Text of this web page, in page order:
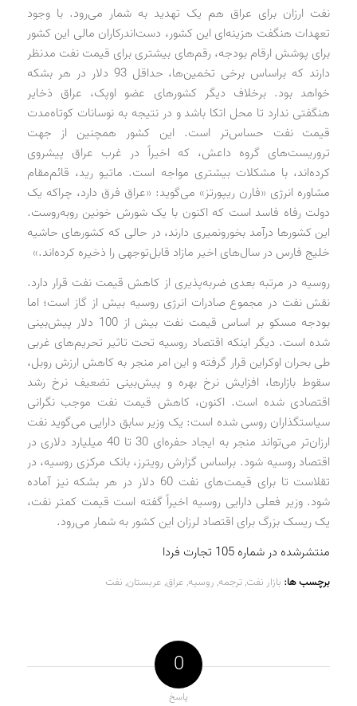
نفت ارزان برای عراق هم یک تهدید به شمار می‌رود. با وجود
تعهدات هنگفت هزینه‌ای این کشور، دست‌اندرکاران مالی این کشور
برای پوشش ارقام بودجه، رقم‌های بیشتری برای قیمت نفت مدنظر
دارند که براساس برخی تخمین‌ها، حداقل 93 دلار در هر بشکه
خواهد بود. برخلاف دیگر کشورهای عضو اوپک، عراق ذخایر
هنگفتی ندارد تا محل اتکا باشد و در نتیجه به نوسانات کوتاه‌مدت
قیمت نفت حساس‌تر است. این کشور همچنین از جهت
تروریست‌های گروه داعش، که اخیراً در غرب عراق پیشروی
کرده‌اند، با مشکلات بیشتری مواجه است. ماتیو رید، قائم‌مقام
مشاوره انرژی «فارن ریپورتز» می‌گوید: «عراق فرق دارد، چراکه یک
دولت رفاه فاسد است که اکنون با یک شورش خونین روبه‌روست.
این کشورها درآمد بخورونمیری دارند، در حالی که کشورهای حاشیه
خلیج فارس در سال‌های اخیر مازاد قابل‌توجهی را ذخیره کرده‌اند.»
روسیه در مرتبه بعدی ضربه‌پذیری از کاهش قیمت نفت قرار دارد.
نقش نفت در مجموع صادرات انرژی روسیه بیش از گاز است؛ اما
بودجه مسکو بر اساس قیمت نفت بیش از 100 دلار پیش‌بینی
شده است. دیگر اینکه اقتصاد روسیه تحت تاثیر تحریم‌های غربی
طی بحران اوکراین قرار گرفته و این امر منجر به کاهش ارزش روبل،
سقوط بازارها، افزایش نرخ بهره و پیش‌بینی تضعیف نرخ رشد
اقتصادی شده است. اکنون، کاهش قیمت نفت موجب نگرانی
سیاستگذاران روسی شده است: یک وزیر سابق دارایی می‌گوید نفت
ارزان‌تر می‌تواند منجر به ایجاد حفره‌ای 30 تا 40 میلیارد دلاری در
اقتصاد روسیه شود. براساس گزارش رویترز، بانک مرکزی روسیه، در
تقلاست تا برای قیمت‌های نفت 60 دلار در هر بشکه نیز آماده
شود. وزیر فعلی دارایی روسیه اخیراً گفته است قیمت کمتر نفت،
یک ریسک بزرگ برای اقتصاد لرزان این کشور به شمار می‌رود.
منتشرشده در شماره 105 تجارت فردا
برچسب ها: بازار نفت,ترجمه,روسیه,عراق,عربستان,نفت
0
پاسخ